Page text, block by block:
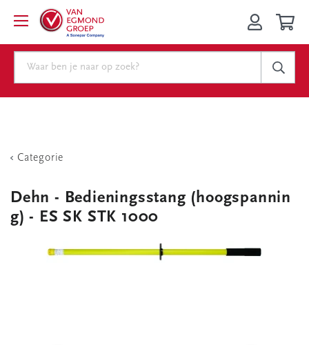
Categorie
Dehn - Bedieningsstang (hoogspannin
g) - ES SK STK 1000